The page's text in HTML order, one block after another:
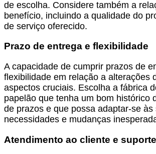
de escolha. Considere também a
benefício, incluindo a qualidade do
de serviço oferecido.
Prazo de entrega e flexibilidade
A capacidade de cumprir prazos de
flexibilidade em relação a alterações
aspectos cruciais. Escolha a fábrica
papelão que tenha um bom histórico
de prazos e que possa adaptar-se às
necessidades e mudanças
Atendimento ao cliente e suporte